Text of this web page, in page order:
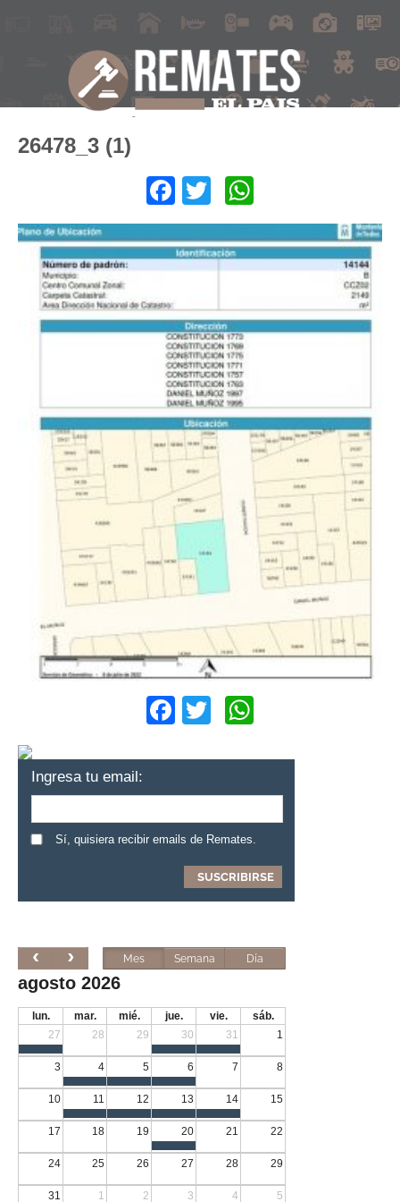
26478_3 (1)
Facebook
Twitter
Facebook
Twitter
Ingresa tu email:
Sí, quisiera recibir emails de Remates.
Mes Semana Día
agosto 2026
lun. mar. mié. jue. vie.
sáb.
27
28 29 30 31 1
3 4 5 6 7 8
10 11 12 13 14 15
17 18 19 20 21 22
24 25 26 27 28 29
31 1 2 3 4 5